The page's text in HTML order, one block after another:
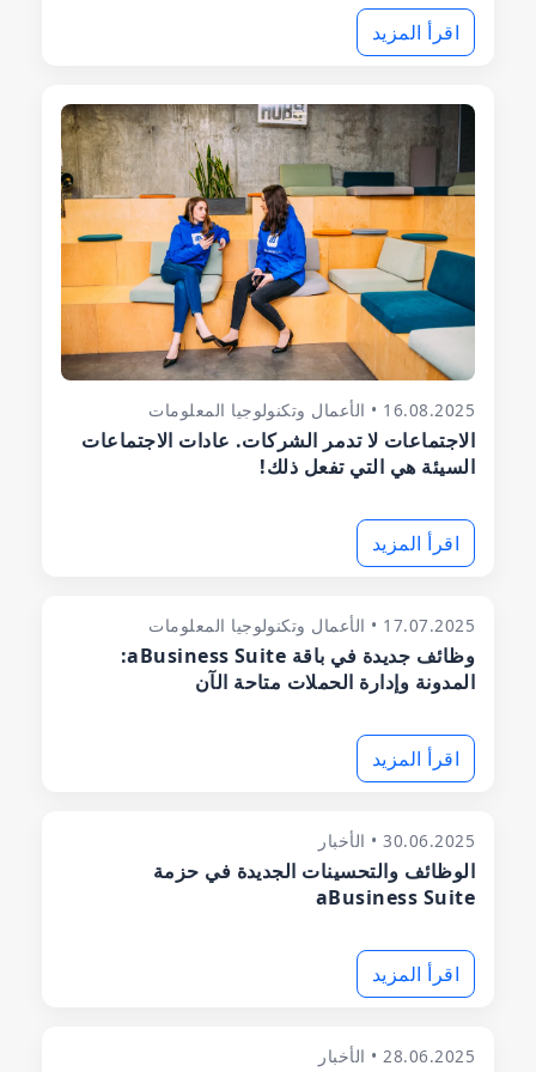
اقرأ المزيد
16.08.2025 • الأعمال وتكنولوجيا المعلومات
الاجتماعات لا تدمر الشركات. عادات الاجتماعات
السيئة هي التي تفعل ذلك!
اقرأ المزيد
17.07.2025 • الأعمال وتكنولوجيا المعلومات
وظائف جديدة في باقة aBusiness Suite:
المدونة وإدارة الحملات متاحة الآن
اقرأ المزيد
30.06.2025 • الأخبار
الوظائف والتحسينات الجديدة في حزمة
aBusiness Suite
اقرأ المزيد
28.06.2025 • الأخبار